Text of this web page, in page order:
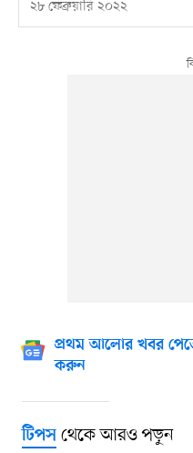
২৮ ফেব্রুয়ারি ২০২২
প্রথম আলোর খবর
করুন
টিপসথেকে আরও পড়ুন